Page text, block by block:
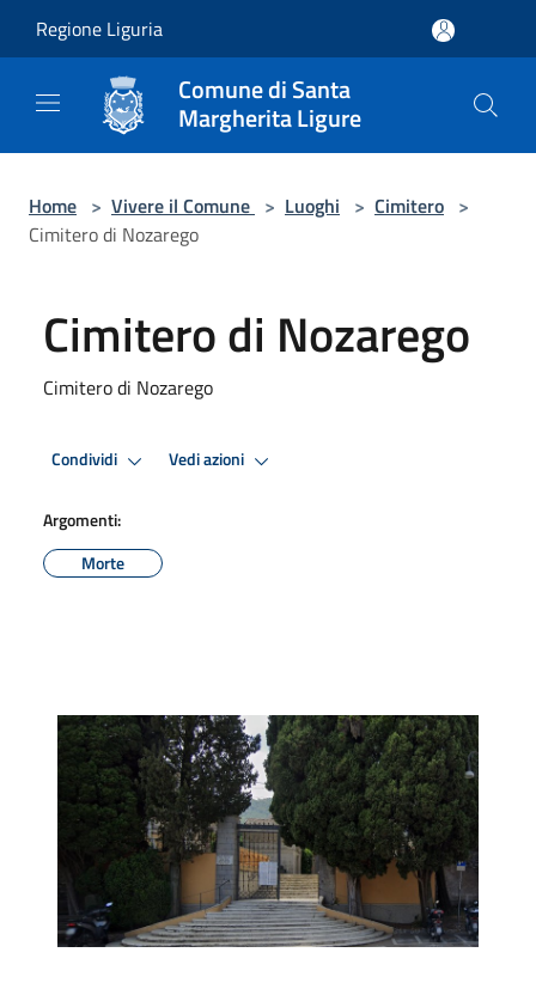
Regione Liguria
Comune di Santa
Margherita Ligure
Home > Vivere il Comune > Luoghi > Cimitero >
Cimitero di Nozarego
Cimitero di Nozarego
Cimitero di Nozarego
Condividi Vedi azioni
Argomenti:
Morte